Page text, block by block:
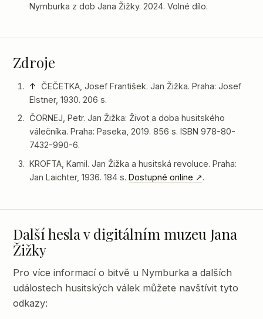
Nymburka z dob Jana Žižky. 2024. Volné dílo.
Zdroje
↑
ČEČETKA, Josef František. Jan Žižka. Praha: Josef
Elstner, 1930. 206 s.
ČORNEJ, Petr. Jan Žižka: Život a doba husitského
válečníka. Praha: Paseka, 2019. 856 s. ISBN 978-80-
7432-990-6.
KROFTA, Kamil. Jan Žižka a husitská revoluce. Praha:
Jan Laichter, 1936. 184 s. Dostupné online .
Další hesla v digitálním muzeu Jana
Žižky
Pro více informací o bitvě u Nymburka a dalších
událostech husitských válek můžete navštívit tyto
odkazy: